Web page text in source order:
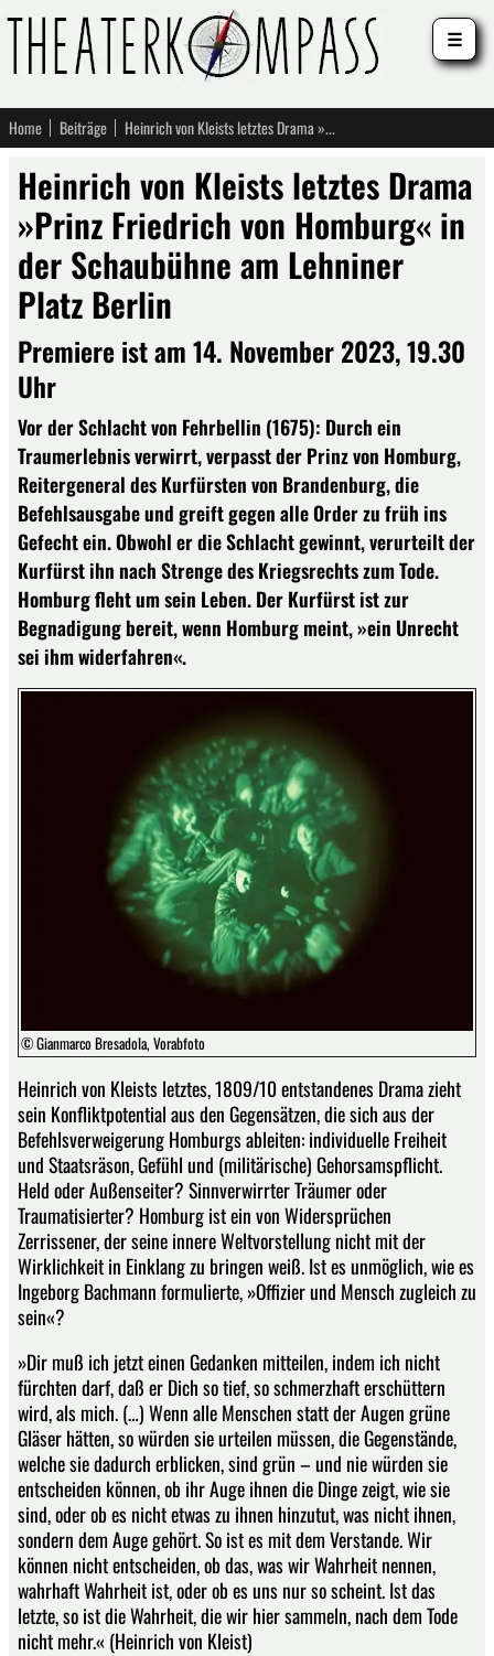
Home Beiträge Heinrich von Kleists letztes Drama »Prinz Friedrich von Homburg« in der Schaubühne am Lehniner Platz Berlin
Heinrich von Kleists letztes Drama
»Prinz Friedrich von Homburg« in
der Schaubühne am Lehniner
Platz Berlin
Premiere ist am 14. November 2023, 19.30
Uhr­ ­ ­ ­ ­ ­
Vor der Schlacht von Fehrbellin (1675): Durch ein
Traumerlebnis verwirrt, verpasst der Prinz von Homburg,
Reitergeneral des Kurfürsten von Brandenburg, die
Befehlsausgabe und greift gegen alle Order zu früh ins
Gefecht ein. Obwohl er die Schlacht gewinnt, verurteilt der
Kurfürst ihn nach Strenge des Kriegsrechts zum Tode.
Homburg fleht um sein Leben. Der Kurfürst ist zur
Begnadigung bereit, wenn Homburg meint, »ein Unrecht
sei ihm widerfahren«.
© Gianmarco Bresadola, Vorabfoto
Heinrich von Kleists letztes, 1809/10 entstandenes Drama zieht
sein Konfliktpotential aus den Gegensätzen, die sich aus der
Befehlsverweigerung Homburgs ableiten: individuelle Freiheit
und Staatsräson, Gefühl und (militärische) Gehorsamspflicht.
Held oder Außenseiter? Sinnverwirrter Träumer oder
Traumatisierter? Homburg ist ein von Widersprüchen
Zerrissener, der seine innere Weltvorstellung nicht mit der
Wirklichkeit in Einklang zu bringen weiß. Ist es unmöglich, wie es
Ingeborg Bachmann formulierte, »Offizier und Mensch zugleich zu
sein«?
»Dir muß ich jetzt einen Gedanken mitteilen, indem ich nicht
fürchten darf, daß er Dich so tief, so schmerzhaft erschüttern
wird, als mich. (…) Wenn alle Menschen statt der Augen grüne
Gläser hätten, so würden sie urteilen müssen, die Gegenstände,
welche sie dadurch erblicken, sind grün – und nie würden sie
entscheiden können, ob ihr Auge ihnen die Dinge zeigt, wie sie
sind, oder ob es nicht etwas zu ihnen hinzutut, was nicht ihnen,
sondern dem Auge gehört. So ist es mit dem Verstande. Wir
können nicht entscheiden, ob das, was wir Wahrheit nennen,
wahrhaft Wahrheit ist, oder ob es uns nur so scheint. Ist das
letzte, so ist die Wahrheit, die wir hier sammeln, nach dem Tode
nicht mehr.« (Heinrich von Kleist)
☰